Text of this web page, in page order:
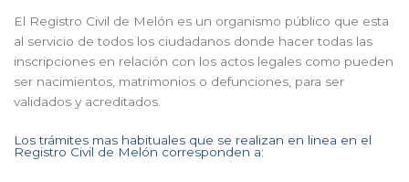
El Registro Civil de Melón es un organismo público que esta
al servicio de todos los ciudadanos donde hacer todas las
inscripciones en relación con los actos legales como pueden
ser nacimientos, matrimonios o defunciones, para ser
validados y acreditados.
Los trámites mas habituales que se realizan en linea en el
Registro Civil de Melón corresponden a: